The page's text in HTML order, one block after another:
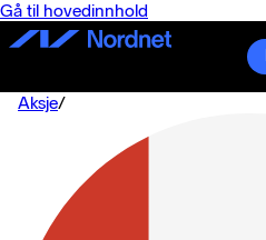
Gå til hovedinnhold
Aksje/